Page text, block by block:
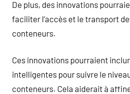
De plus, des innovations
faciliter l’accès et le transport
conteneurs.
Ces innovations pourraient
intelligentes pour suivre le
conteneurs. Cela aiderait à